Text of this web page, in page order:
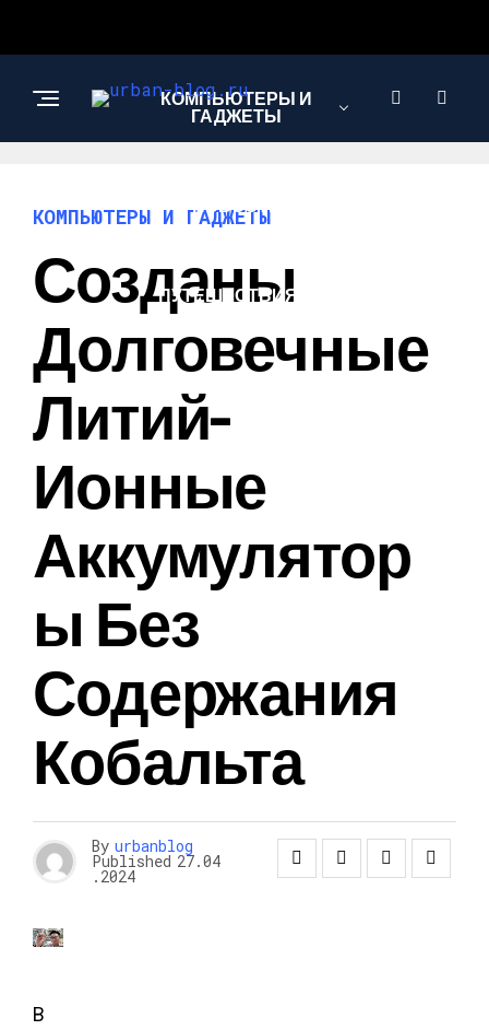
КОМПЬЮТЕРЫ И
ГАДЖЕТЫ
НОВОСТИ
ПУТЕШЕСТВИЯ И
КОМПЬЮТЕРЫ И ГАДЖЕТЫ
Созданы
Долговечные
Литий-
Ионные
Аккумулятор
Ы Без
Содержания
Кобальта
By urbanblog
Published 27.04
.2024
В